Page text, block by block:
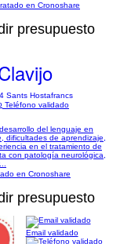
en Cronoshare
presupuesto
Sants Hostafrancs
Teléfono validado
del lenguaje en
dificultades de aprendizaje,
en el tratamiento de
con patología neurológica,
en Cronoshare
presupuesto
Email validado